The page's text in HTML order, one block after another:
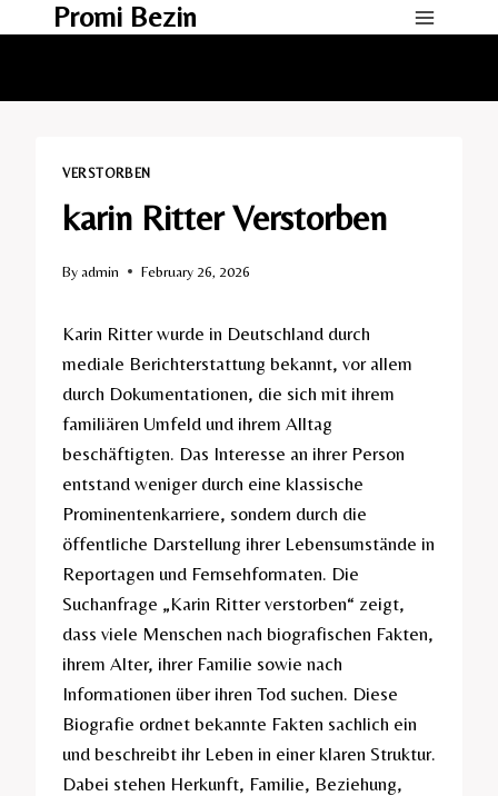
Promi Bezin
VERSTORBEN
karin Ritter Verstorben
Byadmin February 26, 2026
Karin Ritter wurde in Deutschland durch
mediale Berichterstattung bekannt, vor allem
durch Dokumentationen, die sich mit ihrem
familiären Umfeld und ihrem Alltag
beschäftigten. Das Interesse an ihrer Person
entstand weniger durch eine klassische
Prominentenkarriere, sondern durch die
öffentliche Darstellung ihrer Lebensumstände in
Reportagen und Fernsehformaten. Die
Suchanfrage „Karin Ritter verstorben“ zeigt,
dass viele Menschen nach biografischen Fakten,
ihrem Alter, ihrer Familie sowie nach
Informationen über ihren Tod suchen. Diese
Biografie ordnet bekannte Fakten sachlich ein
und beschreibt ihr Leben in einer klaren Struktur.
Dabei stehen Herkunft, Familie, Beziehung,